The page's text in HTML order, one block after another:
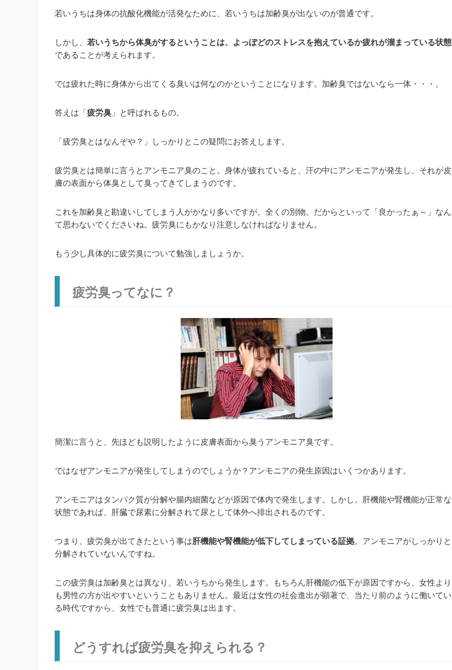
若いうちは身体の抗酸化機能が活発なために、若いうちは加齢臭が出ないのが普通です。
しかし、 若いうちから体臭がするということは、よっぽどのストレスを抱えているか疲れが溜まっている状態
であることが考えられます。
では疲れた時に身体から出てくる臭いは何なのかということになります。加齢臭ではないなら一体・・・。
答えは「 疲労臭 」と呼ばれるもの。
「疲労臭とはなんぞや？」しっかりとこの疑問にお答えします。
疲労臭とは簡単に言うとアンモニア臭のこと。身体が疲れていると、汗の中にアンモニアが発生し、それが皮
膚の表面から体臭として臭ってきてしまうのです。
これを加齢臭と勘違いしてしまう人がかなり多いですが、全くの別物。だからといって「良かったぁ～」なん
て思わないでくださいね。疲労臭にもかなり注意しなければなりません。
もう少し具体的に疲労臭について勉強しましょうか。
疲労臭ってなに？
簡潔に言うと、先ほども説明したように皮膚表面から臭うアンモニア臭です。
ではなぜアンモニアが発生してしまうのでしょうか？アンモニアの発生原因はいくつかあります。
アンモニアはタンパク質が分解や腸内細菌などが原因で体内で発生します。しかし、肝機能や腎機能が正常な
状態であれば、肝臓で尿素に分解されて尿として体外へ排出されるのです。
つまり、疲労臭が出てきたという事は肝機能や腎機能が低下してしまっている証拠。アンモニアがしっかりと
分解されていないんですね。
この疲労臭は加齢臭とは異なり、若いうちから発生します。もちろん肝機能の低下が原因ですから、女性より
も男性の方が出やすいということもありません。最近は女性の社会進出が顕著で、当たり前のように働いてい
る時代ですから、女性でも普通に疲労臭は出ます。
どうすれば疲労臭を抑えられる？